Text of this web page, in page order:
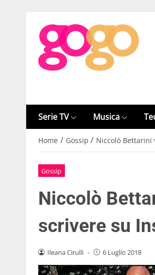
Serie TV Musica
Home / Gossip / Niccolò Bettarini
Gossip
Niccolò
scrivere su
Ileana Cirulli - 6 Luglio 2018